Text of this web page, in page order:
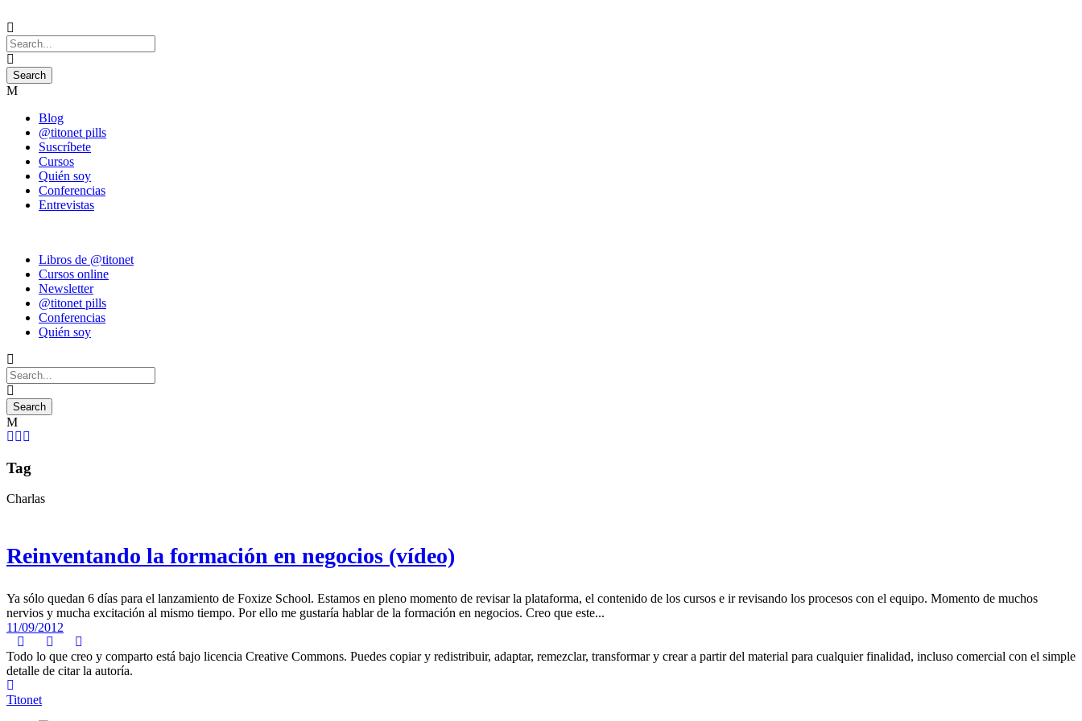
Blog
@titonet pills
Suscríbete
Cursos
Quién soy
Conferencias
Entrevistas
Libros de @titonet
Cursos online
Newsletter
@titonet pills
Conferencias
Quién soy
Tag
Charlas
Reinventando la formación en negocios (vídeo)
Ya sólo quedan 6 días para el lanzamiento de Foxize School. Estamos en pleno momento de revisar la plataforma, el contenido de los cursos e ir revisando los procesos con el equipo. Momento de muchos
nervios y mucha excitación al mismo tiempo. Por ello me gustaría hablar de la formación en negocios. Creo que este...
11/09/2012
Todo lo que creo y comparto está bajo licencia Creative Commons. Puedes copiar y redistribuir, adaptar, remezclar, transformar y crear a partir del material para cualquier finalidad, incluso comercial con el simple
detalle de citar la autoría.
Titonet